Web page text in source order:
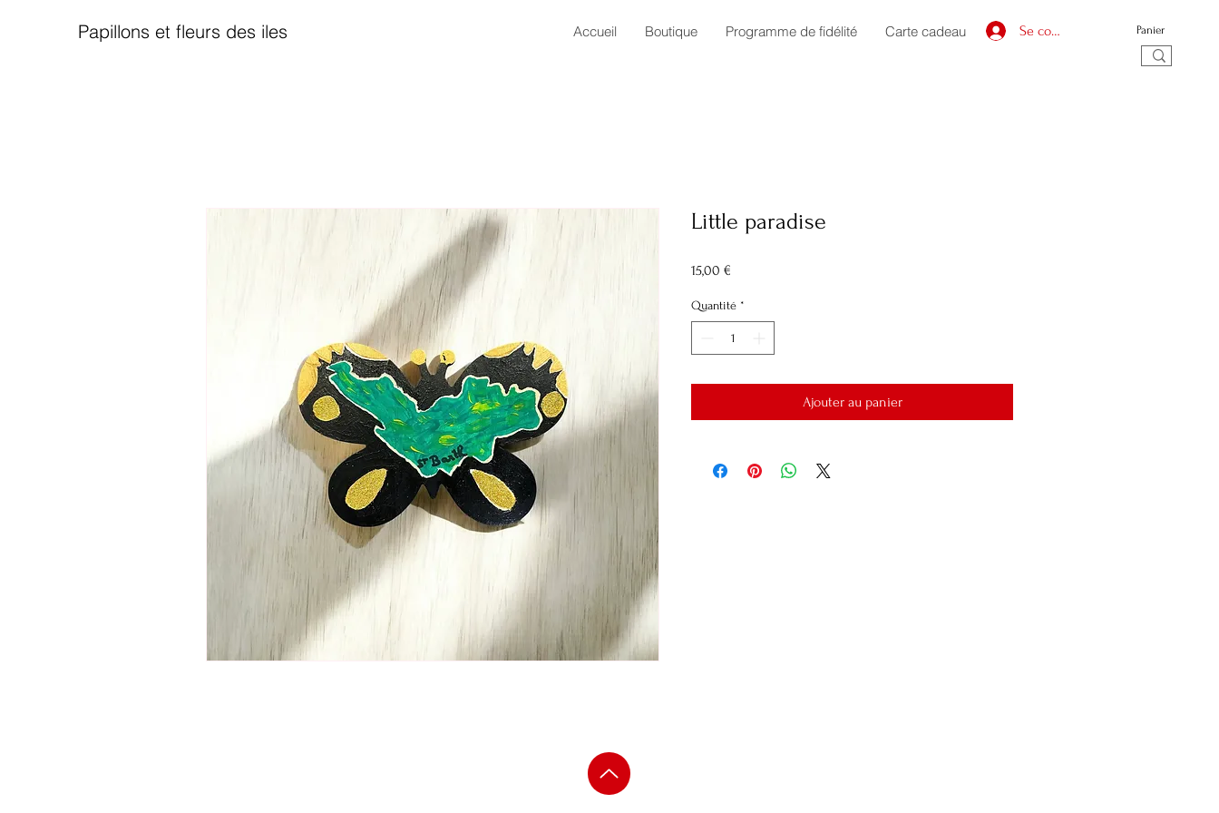
Papillons et fleurs des iles Accueil Boutique Programme de fidélité Carte cadeau Se connecter Panier
Little paradise
15,00 €
Quantité *
Ajouter au panier